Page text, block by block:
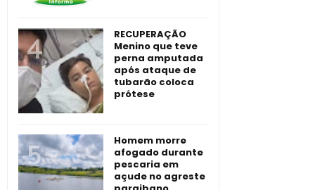
RECUPERAÇÃO
Menino que teve
perna amputada
após ataque de
tubarão coloca
prótese
Homem morre
afogado durante
pescaria em
açude no agreste